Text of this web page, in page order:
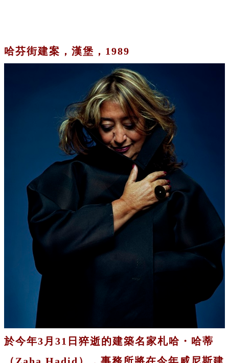
哈芬街建案，漢堡，1989
於今年3月31日猝逝的建築名家札哈・哈蒂